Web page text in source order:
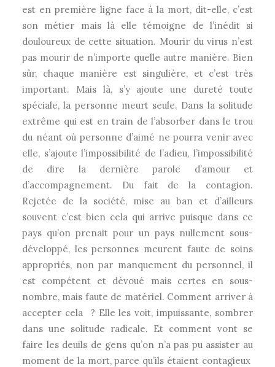
est en première ligne face à la mort, dit-elle, c’est
son métier mais là elle témoigne de l’inédit si
douloureux de cette situation. Mourir du virus n’est
pas mourir de n’importe quelle autre manière. Bien
sûr, chaque manière est singulière, et c’est très
important. Mais là, s’y ajoute une dureté toute
spéciale, la personne meurt seule. Dans la solitude
extrême qui est en train de l’absorber dans le trou
du néant où personne d’aimé ne pourra venir avec
elle, s’ajoute l’impossibilité de l’adieu, l’impossibilité
de dire la dernière parole d’amour et
d’accompagnement. Du fait de la contagion.
Rejetée de la société, mise au ban et d’ailleurs
souvent c’est bien cela qui arrive puisque dans ce
pays qu’on prenait pour un pays nullement sous-
développé, les personnes meurent faute de soins
appropriés, non par manquement du personnel, il
est compétent et dévoué mais certes en sous-
nombre, mais faute de matériel. Comment arriver à
accepter cela ? Elle les voit, impuissante, sombrer
dans une solitude radicale. Et comment vont se
faire les deuils de gens qu’on n’a pas pu assister au
moment de la mort, parce qu’ils étaient contagieux